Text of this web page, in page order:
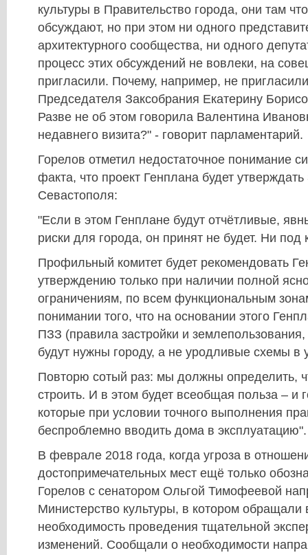
культуры в Правительство города, они там
обсуждают, но при этом ни одного
архитектурного сообщества, ни одного
процесс этих обсуждений не вовлеки, на
пригласили. Почему, например, не
Председателя Заксобрания Екатерину
Разве не об этом говорила Валентина
недавнего визита?" - говорит парламентарий.
Горелов отметил недостаточное понимание
факта, что проект Генплана будет
Севастополя:
"Если в этом Генплане будут отчётливые,
риски для города, он принят не будет. Ни под
Профильный комитет будет рекомендовать
утверждению только при наличии полной
ограничениям, по всем функциональным
понимании того, что на основании этого
ПЗЗ (правила застройки и
будут нужны городу, а не уродливые схемы в
Повторю сотый раз: мы должны определить,
строить. И в этом будет всеобщая польза – и
которые при условии точного выполнения
беспроблемно вводить дома в эксплуатацию".
В феврале 2018 года, когда угроза в
достопримечательных мест ещё только
Горелов с сенатором Ольгой Тимофеевой
Министерство культуры, в котором обращали
необходимость проведения тщательной
изменений. Сообщали о необходимости